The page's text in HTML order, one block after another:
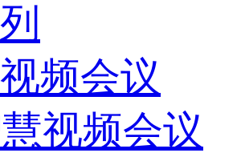
频会议
视频会议